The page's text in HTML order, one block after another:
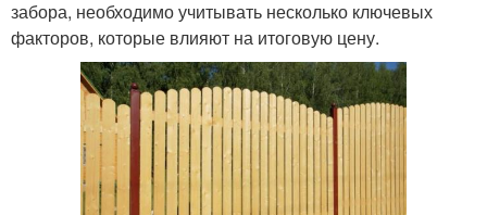
забора, необходимо учитывать несколько ключевых
факторов, которые влияют на итоговую цену.